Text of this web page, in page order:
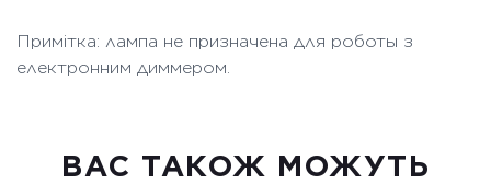
Примітка: лампа не призначена для роботы з
електронним диммером.
ВАC ТАКОЖ МОЖУТЬ